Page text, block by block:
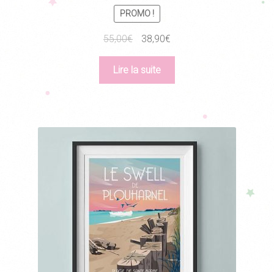
PROMO !
55,00€
Le
prix
initial
était :
38,90€Le
prix
est :
Lire la suite